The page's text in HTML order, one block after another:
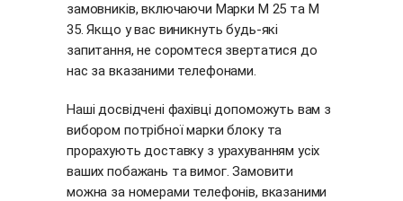
замовників, включаючи Марки М 25 та М
35. Якщо у вас виникнуть будь-які
запитання, не соромтеся звертатися до
нас за вказаними телефонами.
Наші досвідчені фахівці допоможуть вам з
вибором потрібної марки блоку та
прорахують доставку з урахуванням усіх
ваших побажань та вимог. Замовити
можна за номерами телефонів, вказаними